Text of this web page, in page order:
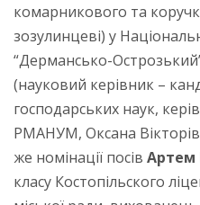
комарникового та
зозулинцеві) у
“Дермансько-
(науковий керівник –
господарських наук,
РМАНУМ, Оксана
же номінації посів Артем
класу Костопільского